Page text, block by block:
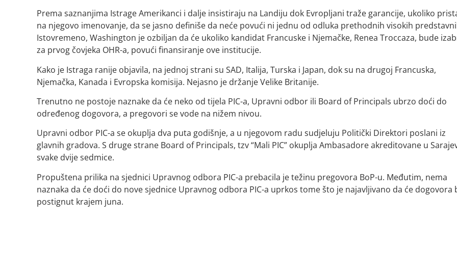
Prema saznanjima Istrage Amerikanci i dalje insistiraju na Landiju dok Evropljani traže garancije, ukoliko
na njegovo imenovanje, da se jasno definiše da neće povući ni jednu od odluka prethodnih visokih
Istovremeno, Washington je ozbiljan da će ukoliko kandidat Francuske i Njemačke, Renea Troccaza, bude
za prvog čovjeka OHR-a, povući finansiranje ove institucije.
Kako je Istraga ranije objavila, na jednoj strani su SAD, Italija, Turska i Japan, dok su na drugoj Francuska,
Njemačka, Kanada i Evropska komisija. Nejasno je držanje Velike Britanije.
Trenutno ne postoje naznake da će neko od tijela PIC-a, Upravni odbor ili Board of Principals ubrzo doći do
određenog dogovora, a pregovori se vode na nižem nivou.
Upravni odbor PIC-a se okuplja dva puta godišnje, a u njegovom radu sudjeluju Politički Direktori poslani iz
glavnih gradova. S druge strane Board of Principals, tzv “Mali PIC” okuplja Ambasadore akreditovane u
svake dvije sedmice.
Propuštena prilika na sjednici Upravnog odbora PIC-a prebacila je težinu pregovora BoP-u. Međutim, nema
naznaka da će doći do nove sjednice Upravnog odbora PIC-a uprkos tome što je najavljivano da će dogovora
postignut krajem juna.